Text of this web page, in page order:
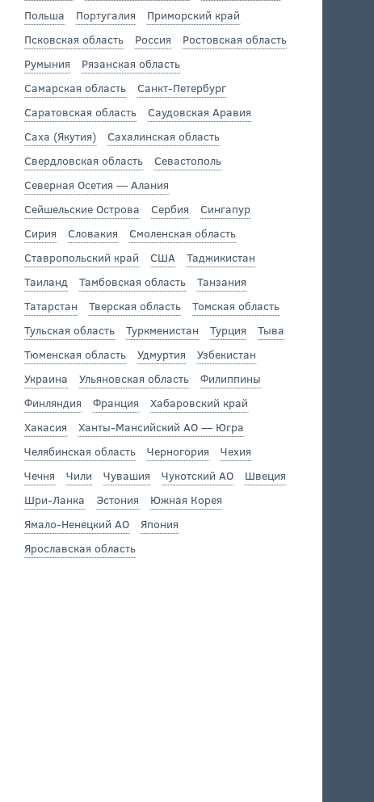
Польша
Португалия
Приморский край
Псковская область
Россия
Ростовская область
Румыния
Рязанская область
Самарская область
Санкт-Петербург
Саратовская область
Саудовская Аравия
Саха (Якутия)
Сахалинская область
Свердловская область
Севастополь
Северная Осетия — Алания
Сейшельские Острова
Сербия
Сингапур
Сирия
Словакия
Смоленская область
Ставропольский край
США
Таджикистан
Таиланд
Тамбовская область
Танзания
Татарстан
Тверская область
Томская область
Тульская область
Туркменистан Турция
Тыва
Тюменская область
Удмуртия
Узбекистан
Украина
Ульяновская область
Филиппины
Финляндия
Франция
Хабаровский край
Хакасия
Ханты-Мансийский АО — Югра
Челябинская область
Черногория
Чехия
Чечня
Чили Чувашия Чукотский АО
Швеция
Шри-Ланка
Эстония
Южная Корея
Ямало-Ненецкий АО
Япония
Ярославская область